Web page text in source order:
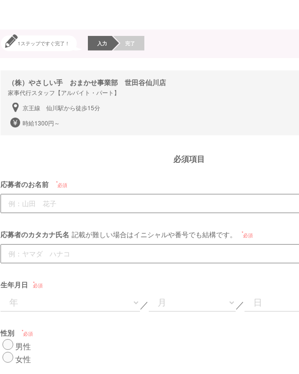
1ステップですぐ完了！ 入力 完了
（株）やさしい手 おまかせ事業部 世田谷仙川店
家事代行スタッフ【アルバイト・パート】
京王線 仙川駅から徒歩15分
時給1300円～
必須項目
応募者のお名前 必須
応募者のカタカナ氏名 記載が難しい場合はイニシャルや番号でも結構です。 必須
生年月日 必須
／ ／
性別 必須
男性
女性